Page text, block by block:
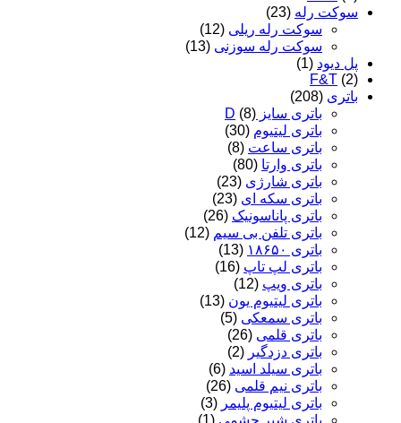
سوکت رله (23)
سوکت رله ریلی (12)
سوکت رله سوزنی (13)
پل دیود (1)
F&T (2)
باتری (208)
باتری سایز D (8)
باتری لیتیوم (30)
باتری ساعت (8)
باتری وارتا (80)
باتری شارژی (23)
باتری سکه ای (23)
باتری پاناسونیک (26)
باتری تلفن بی سیم (12)
باتری ۱۸۶۵۰
(13)
باتری لپ تاپ (16)
باتری ویپ (12)
باتری لیتیوم یون (13)
باتری سمعکی (5)
باتری قلمی (26)
باتری دزدگیر (2)
باتری سیلد اسید (6)
باتری نیم قلمی (26)
باتری لیتیوم پلیمر (3)